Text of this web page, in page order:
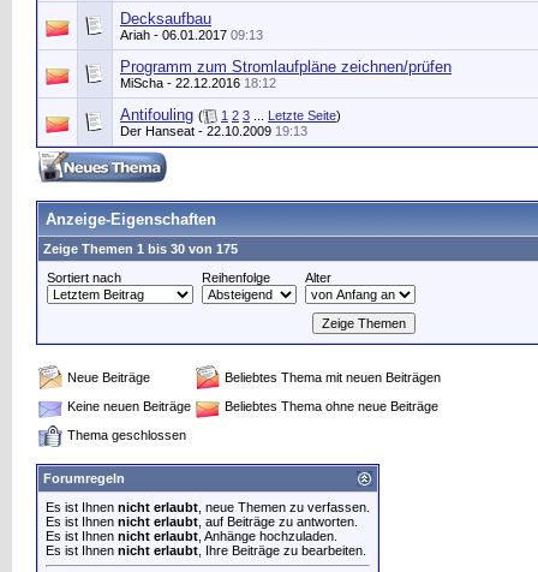
Decksaufbau
Ariah - 06.01.2017 09:13
Programm zum Stromlaufpläne zeichnen/prüfen
MiScha - 22.12.2016 18:12
Antifouling ( 1 2 3 Letzte Seite)
Der Hanseat - 22.10.2009 19:13
Anzeige-Eigenschaften
Zeige Themen 1 bis 30 von 175
Sortiert nach
Reihenfolge Alter
Neue Beiträge
Beliebtes Thema mit neuen Beiträgen
Keine neuen Beiträge
Beliebtes Thema ohne neue Beiträge
Thema geschlossen
Forumregeln
Es ist Ihnen nicht erlaubt , neue Themen zu verfassen.
Es ist Ihnen nicht erlaubt , auf Beiträge zu antworten.
Es ist Ihnen nicht erlaubt , Anhänge hochzuladen.
Es ist Ihnen nicht erlaubt , Ihre Beiträge zu bearbeiten.